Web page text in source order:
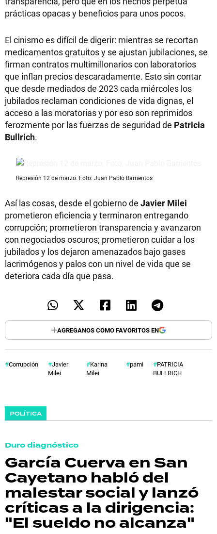
prácticas opacas y beneficios para unos pocos.
El cinismo es difícil de digerir: mientras se recortan
medicamentos gratuitos y se ajustan jubilaciones, se
firman contratos multimillonarios con laboratorios
que inflan precios descaradamente. Esto sin contar
que desde mediados de 2023 cada miércoles los
jubilados reclaman condiciones de vida dignas, el
acceso a las moratorias y por eso son reprimidos
ferozmente por las fuerzas de seguridad de Patricia
Bullrich.
Represión 12 de marzo. Foto: Juan Pablo Barrientos
Así las cosas, desde el gobierno de Javier Milei
prometieron eficiencia y terminaron entregando
corrupción; prometieron transparencia y avanzaron
con negociados oscuros; prometieron cuidar a los
jubilados y los dejaron amenazados bajo gases
lacrimógenos y palos con un nivel de vida que se
deteriora cada día que pasa.
AGREGANOS COMO FAVORITOS EN
Corrupción
Javier
Milei
Karina
Milei
pami
PATRICIA
BULLRICH
POLÍTICA
Duro diagnóstico
García Cuerva en San
Cayetano habló del
malestar social y lanzó
críticas a la dirigencia:
"El sueldo no alcanza"